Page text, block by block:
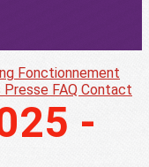
Fonctionnement
Presse FAQ Contact
-